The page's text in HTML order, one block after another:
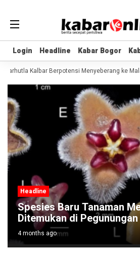
Login Headline Kabar Bogor
Login Headline Kabar Bogor
Kalbar Berpotensi Menyeberang ke
Headline
Viral Piton Raksasa 6
Lilit Pemandu Wisata di
9 months ago